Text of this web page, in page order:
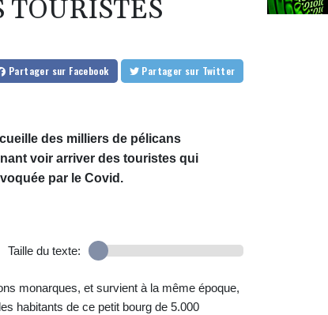
TOURISTES
Partager sur Facebook Partager sur Twitter
des milliers de pélicans
voir arriver des touristes qui
par le Covid.
Taille du texte:
monarques, et survient à la même époque,
habitants de ce petit bourg de 5.000